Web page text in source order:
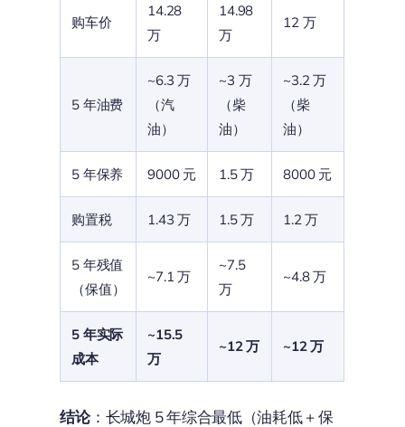
购车价
14.28
万
14.98
万
12 万
5 年油费
~6.3 万
（汽
油）
~3 万
（柴
油）
~3.2 万
（柴
油）
5 年保养 9000 元 1.5 万 8000 元
购置税 1.43 万 1.5 万 1.2 万
5 年残值
（保值）
~7.1 万
~7.5
万
~4.8 万
5 年实际
成本
~15.5
万
~12 万 ~12 万
结论：长城炮 5 年综合最低（油耗低 + 保